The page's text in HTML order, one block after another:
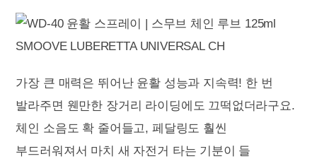
가장 큰 매력은 뛰어난 윤활 성능과 지속력! 한 번
발라주면 웬만한 장거리 라이딩에도 끄떡없더라구요.
체인 소음도 확 줄어들고, 페달링도 훨씬
부드러워져서 마치 새 자전거 타는 기분이 들